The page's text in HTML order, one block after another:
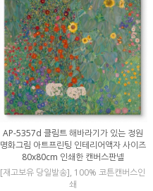
AP-5357d 클림트 해바라기가 있는 정원
명화그림 아트프린팅 인테리어액자 사이즈
80x80cm 인쇄한 캔버스판넬
[재고보유 당일발송], 100% 코튼캔버스인
쇄